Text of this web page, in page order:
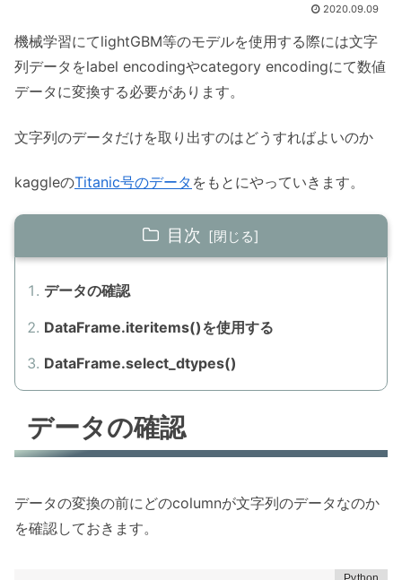
2020.09.09
機械学習にてlightGBM等のモデルを使用する際には文字
列データをlabel encodingやcategory encodingにて数値
データに変換する必要があります。
文字列のデータだけを取り出すのはどうすればよいのか
kaggleのTitanic号のデータ をもとにやっていきます。
目次
データの確認
DataFrame.iteritems()を使用する
DataFrame.select_dtypes()
データの確認
データの変換の前にどのcolumnが文字列のデータなのか
を確認しておきます。